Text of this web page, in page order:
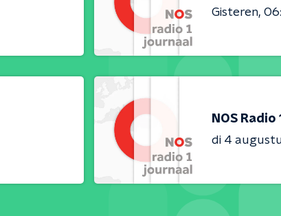
Gisteren
NOS Radio
di 4